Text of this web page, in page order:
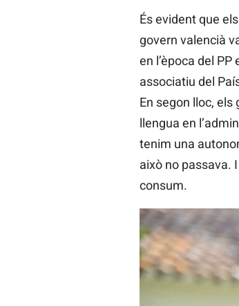
És evident que
govern valencià
en l’època del
associatiu del
En segon lloc,
llengua en
tenim una
això no passava.
consum.